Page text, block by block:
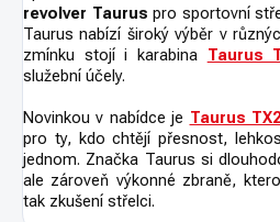
revolver Taurus pro sportovní
Taurus nabízí široký výběr v
zmínku stojí i karabina Taurus
služební účely.
Novinkou v nabídce je Taurus
pro ty, kdo chtějí přesnost,
jednom. Značka Taurus si
ale zároveň výkonné zbraně,
tak zkušení střelci.